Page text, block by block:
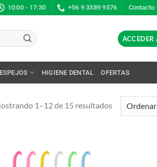
10:00 - 17:30 +56 9 3389 9576 Contacto
ACCEDER
HIGIENE DENTAL OFERTAS
1–12 de 15 resultadosOrdenado
por